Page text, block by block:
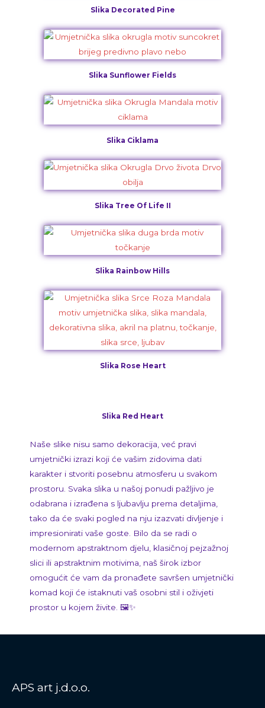
Slika Decorated Pine
Slika Sunflower Fields
Slika Ciklama
Slika Tree Of Life II
Slika Rainbow Hills
Slika Rose Heart
Slika Red Heart
Naše slike nisu samo dekoracija, već pravi
umjetnički izrazi koji će vašim zidovima dati
karakter i stvoriti posebnu atmosferu u svakom
prostoru. Svaka slika u našoj ponudi pažljivo je
odabrana i izrađena s ljubavlju prema detaljima,
tako da će svaki pogled na nju izazvati divljenje i
impresionirati vaše goste. Bilo da se radi o
modernom apstraktnom djelu, klasičnoj pejzažnoj
slici ili apstraktnim motivima, naš širok izbor
omogućit će vam da pronađete savršen umjetnički
komad koji će istaknuti vaš osobni stil i oživjeti
prostor u kojem živite. 🖼️✨
APS art j.d.o.o.